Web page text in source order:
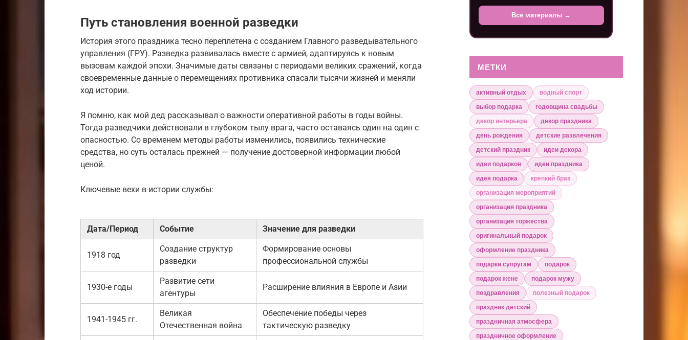
Путь становления военной разведки
История этого праздника тесно переплетена с созданием Главного разведывательного
управления (ГРУ). Разведка развивалась вместе с армией, адаптируясь к новым
вызовам каждой эпохи. Значимые даты связаны с периодами великих сражений, когда
своевременные данные о перемещениях противника спасали тысячи жизней и меняли
ход истории.
Я помню, как мой дед рассказывал о важности оперативной работы в годы войны.
Тогда разведчики действовали в глубоком тылу врага, часто оставаясь один на один с
опасностью. Со временем методы работы изменились, появились технические
средства, но суть осталась прежней — получение достоверной информации любой
ценой.
Ключевые вехи в истории службы:
Дата/Период Событие Значение для разведки
1918 год
Создание структур
разведки
Формирование основы
профессиональной службы
1930-е годы
Развитие сети
агентуры
Расширение влияния в Европе и Азии
1941-1945 гг.
Великая
Отечественная война
Обеспечение победы через
тактическую разведку
Все материалы →
МЕТКИ
активный отдых
водный спорт
выбор подарка
годовщина свадьбы
декор интерьера
декор праздника
день рождения
детские развлечения
детский праздник
идеи декора
идеи подарков
идеи праздника
идея подарка
крепкий брак
организация мероприятий
организация праздника
организация торжества
оригинальный подарок
оформление праздника
подарки супругам
подарок
подарок жене
подарок мужу
поздравления
полезный подарок
праздник детский
праздничная атмосфера
праздничное оформление